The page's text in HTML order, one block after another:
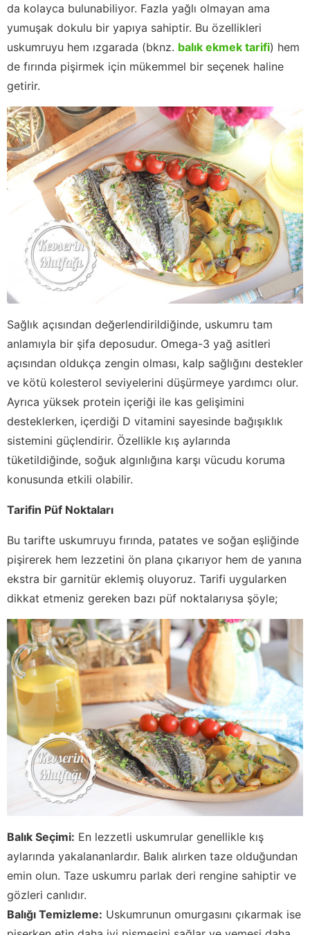
da kolayca bulunabiliyor. Fazla yağlı olmayan ama
yumuşak dokulu bir yapıya sahiptir. Bu özellikleri
uskumruyu hem ızgarada (bknz. balık ekmek tarifi) hem
de fırında pişirmek için mükemmel bir seçenek haline
getirir.
Sağlık açısından değerlendirildiğinde, uskumru tam
anlamıyla bir şifa deposudur. Omega-3 yağ asitleri
açısından oldukça zengin olması, kalp sağlığını destekler
ve kötü kolesterol seviyelerini düşürmeye yardımcı olur.
Ayrıca yüksek protein içeriği ile kas gelişimini
desteklerken, içerdiği D vitamini sayesinde bağışıklık
sistemini güçlendirir. Özellikle kış aylarında
tüketildiğinde, soğuk algınlığına karşı vücudu koruma
konusunda etkili olabilir.
Tarifin Püf Noktaları
Bu tarifte uskumruyu fırında, patates ve soğan eşliğinde
pişirerek hem lezzetini ön plana çıkarıyor hem de yanına
ekstra bir garnitür eklemiş oluyoruz. Tarifi uygularken
dikkat etmeniz gereken bazı püf noktalarıysa şöyle;
Balık Seçimi: En lezzetli uskumrular genellikle kış
aylarında yakalananlardır. Balık alırken taze olduğundan
emin olun. Taze uskumru parlak deri rengine sahiptir ve
gözleri canlıdır.
Balığı Temizleme: Uskumrunun omurgasını çıkarmak ise